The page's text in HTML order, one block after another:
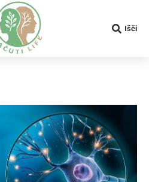
Search:
Išči